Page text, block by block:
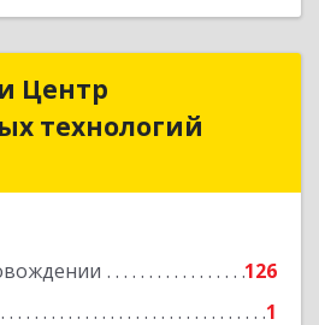
Центр
технологий
126
1
Центр
технологий
Подробнее